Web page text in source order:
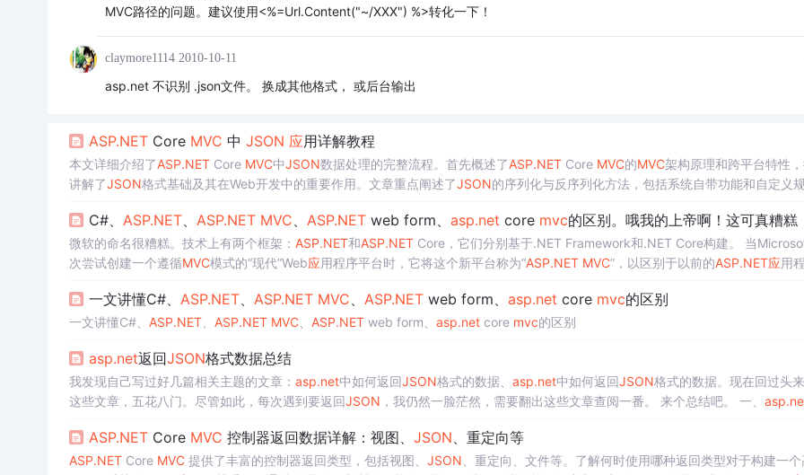
MVC路径的问题。建议使用<%=Url.Content("~/XXX") %>转化一下！
claymore1114 2010-10-11
asp.net 不识别 .json文件。 换成其他格式， 或后台输出
ASP.NETCore MVC 中 JSON 应用详解教程
本文详细介绍了ASP.NETCore MVC中JSON数据处理的完整流程。首先概述了ASP.NETCore MVC的MVC架构原理和跨平台特性
讲解了JSON格式基础及其在Web开发中的重要作用。文章重点阐述了JSON的序列化与反序列化方法，包括系统自带功能和自定义
方法。
C#、 ASP.NET、 ASP.NET MVC、 ASP.NETweb form、 asp.net core mvc的区别。哦我的上帝啊！这可真糟糕
微软的命名很糟糕。技术上有两个框架： ASP.NET和ASP.NETCore，它们分别基于.NET Framework和.NET Core构建。 当
次尝试创建一个遵循MVC模式的“现代”Web应用程序平台时，它将这个新平台称为“ASP.NET MVC”，以区别于以前的ASP.NET应用
一文讲懂C#、 ASP.NET、 ASP.NET MVC、 ASP.NETweb form、 asp.net core mvc的区别
一文讲懂C#、 ASP.NET、 ASP.NET MVC、 ASP.NETweb form、 asp.netcore mvc的区别
asp.net返回JSON格式数据总结
我发现自己写过好几篇相关主题的文章： asp.net中如何返回JSON格式的数据、 asp.net中如何返回JSON格式的数据。现在回过头
这些文章，五花八门。尽管如此，每次遇到要返回JSON ，我仍然一脸茫然，需要翻出这些文章查阅一番。 来个总结吧。 一、
ASP.NETCore MVC 控制器返回数据详解：视图、 JSON、重定向等
ASP.NETCore MVC提供了丰富的控制器返回类型，包括视图、 JSON 、重定向、文件等。了解何时使用哪种返回类型对于构建一个